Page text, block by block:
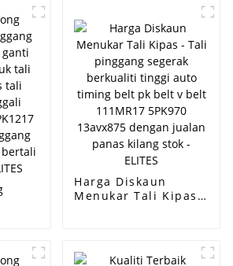
auto
-
berkualiti tinggi
oem AB39-6C301-
AB/7PK3136 tali
pinggang kipas
bahan EPDM / CR/
tali pinggang pk -
ELITES
Harga Diskaun
Menukar Tali Kipas -
belt pk belt v belt